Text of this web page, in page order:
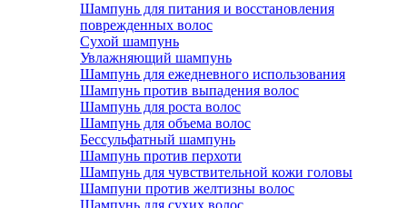
Шампунь для питания и восстановления
поврежденных волос
Сухой шампунь
Увлажняющий шампунь
Шампунь для ежедневного использования
Шампунь против выпадения волос
Шампунь для роста волос
Шампунь для объема волос
Бессульфатный шампунь
Шампунь против перхоти
Шампунь для чувствительной кожи головы
Шампуни против желтизны волос
Шампунь для сухих волос